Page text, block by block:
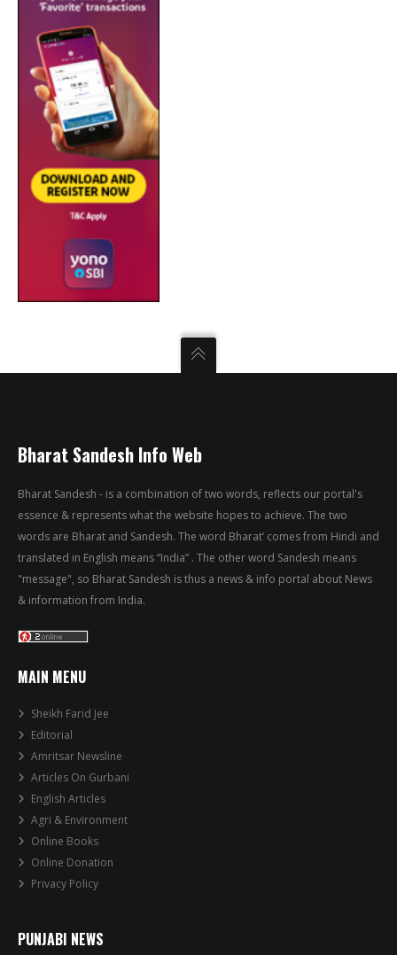
Bharat Sandesh Info Web
Bharat Sandesh - is a combination of two words, reflects our portal's
essence & represents what the website hopes to achieve. The two
words are Bharat and Sandesh. The word Bharat’ comes from Hindi and
translated in English means “India” . The other word Sandesh means
"message", so Bharat Sandesh is thus a news & info portal about News
& information from India.
MAIN MENU
Sheikh Farid Jee
Editorial
Amritsar Newsline
Articles On Gurbani
English Articles
Agri & Environment
Online Books
Online Donation
Privacy Policy
PUNJABI NEWS